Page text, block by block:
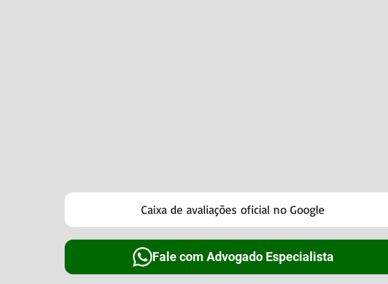
Caixa de avaliações oficial no Google
Fale com Advogado Especialista